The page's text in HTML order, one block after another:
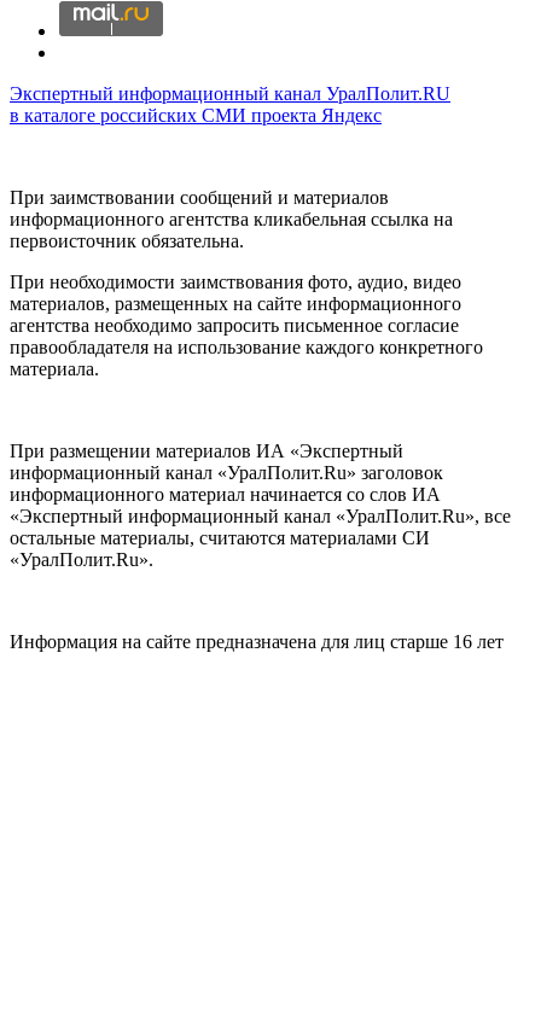
Экспертный информационный канал УралПолит.RU
в каталоге российских СМИ проекта Яндекс
При заимствовании сообщений и материалов
информационного агентства кликабельная ссылка на
первоисточник обязательна.
При необходимости заимствования фото, аудио, видео
материалов, размещенных на сайте информационного
агентства необходимо запросить письменное согласие
правообладателя на использование каждого конкретного
материала.
При размещении материалов ИА «Экспертный
информационный канал «УралПолит.Ru» заголовок
информационного материал начинается со слов ИА
«Экспертный информационный канал «УралПолит.Ru», все
остальные материалы, считаются материалами СИ
«УралПолит.Ru».
Информация на сайте предназначена для лиц старше 16 лет